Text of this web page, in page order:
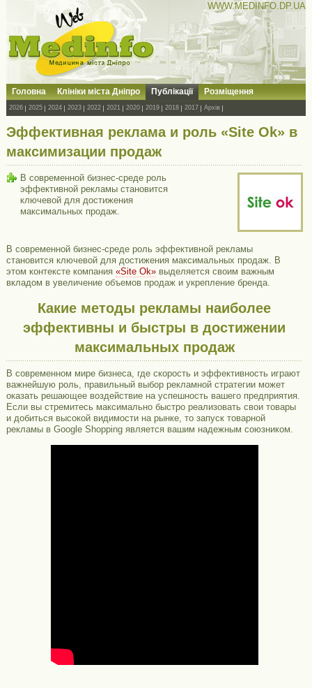
WWW.MEDINFO.DP.UA
Головна Клініки міста Дніпро Публікації Розміщення
2026 2025 2024 2023 2022 2021 2020 2019 2018 2017 Архів
Эффективная реклама и роль «Site Ok‎» в
максимизации продаж
В современной бизнес-среде роль
эффективной рекламы становится
ключевой для достижения
максимальных продаж.
В современной бизнес-среде роль эффективной рекламы
становится ключевой для достижения максимальных продаж. В
этом контексте компания «Site Ok‎»выделяется своим важным
вкладом в увеличение объемов продаж и укрепление бренда.
Какие методы рекламы наиболее
эффективны и быстры в достижении
максимальных продаж
В современном мире бизнеса, где скорость и эффективность играют
важнейшую роль, правильный выбор рекламной стратегии может
оказать решающее воздействие на успешность вашего предприятия.
Если вы стремитесь максимально быстро реализовать свои товары
и добиться высокой видимости на рынке, то запуск товарной
рекламы в Google Shopping является вашим надежным союзником.